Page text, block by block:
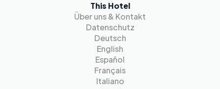
This Hotel
Über uns & Kontakt
Datenschutz
Deutsch
English
Español
Français
Italiano